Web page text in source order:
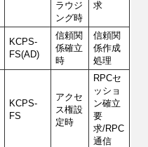
ラウジ
ング時
求
KCPS-
FS(AD)
信頼関
係確立
時
信頼関
係作成
処理
KCPS-
FS
アクセ
ス権設
定時
RPCセ
ッショ
ン確立
要
求/RPC
通信